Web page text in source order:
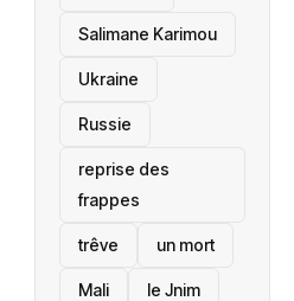
Salimane Karimou
Ukraine
Russie
reprise des
frappes
trêve un mort
Mali le Jnim